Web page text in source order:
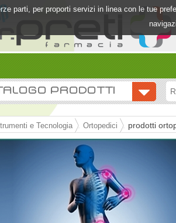
parti, per proporti servizi in linea con le tue
PRODOTTI
e Tecnologia Ortopedici prodotti